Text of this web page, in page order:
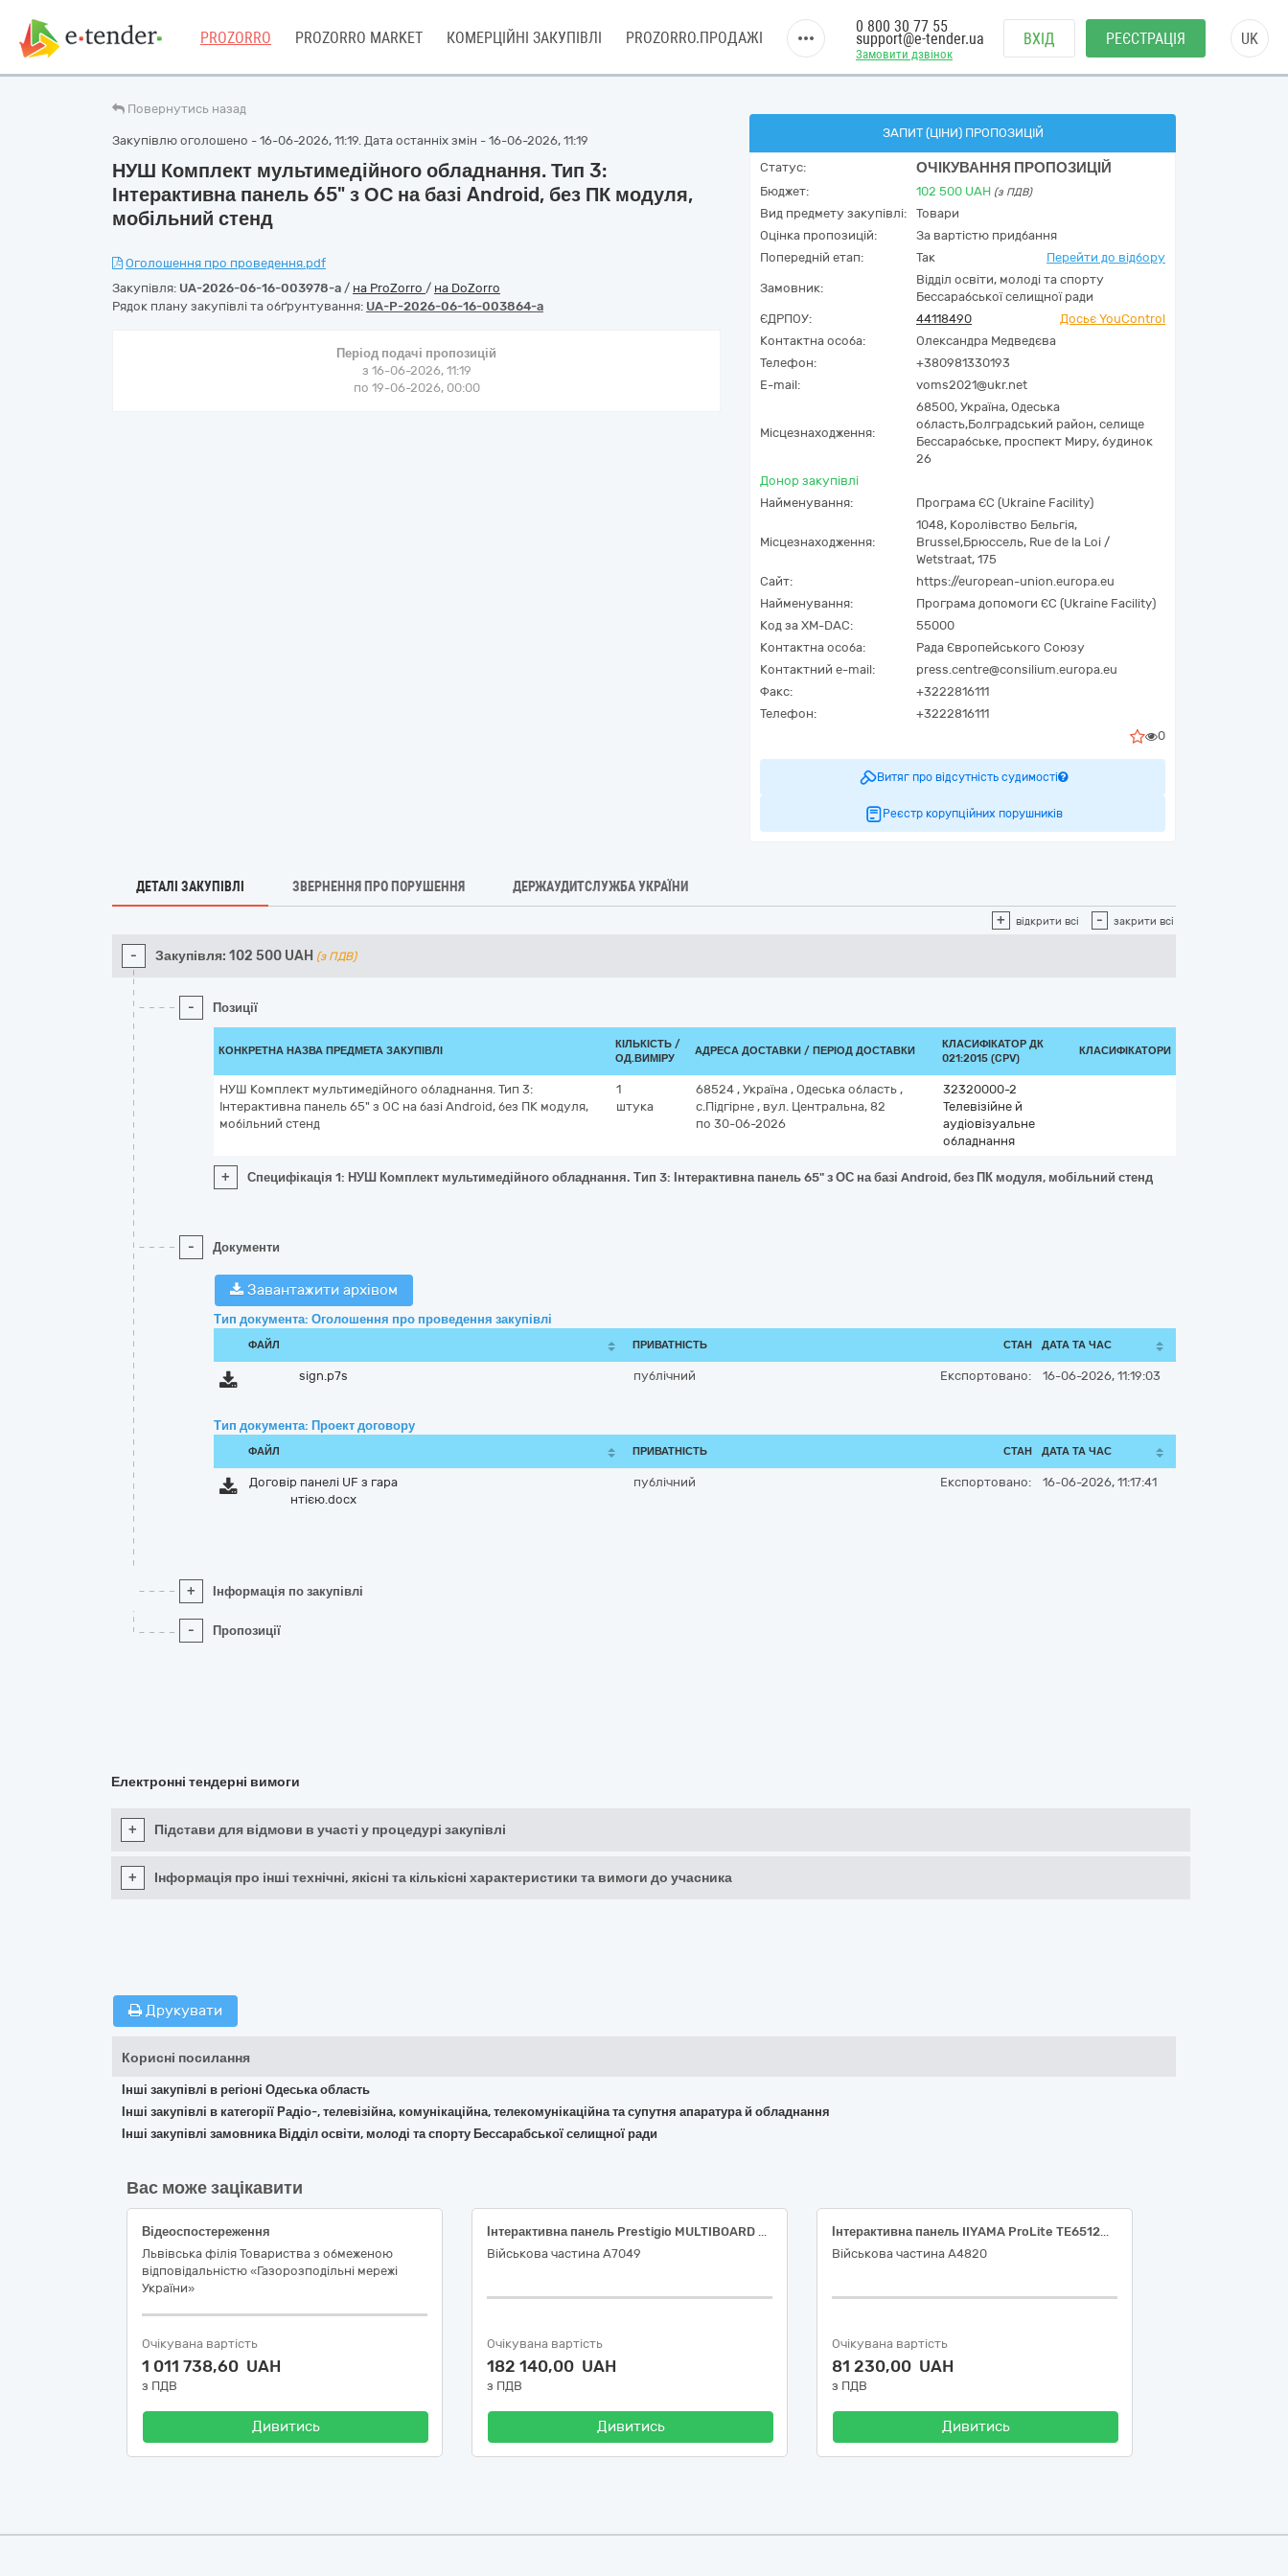
PROZORRO PROZORRO MARKET КОМЕРЦІЙНІ ЗАКУПІВЛІ PROZORRO.ПРОДАЖІ
Замовити дзвінок
0 800 30 77 55
support@e-tender.ua ВХІД РЕЄСТРАЦІЯ UK
Повернутись назад
Закупівлю оголошено - 16-06-2026, 11:19. Дата останніх змін - 16-06-2026, 11:19
НУШ Комплект мультимедійного обладнання. Тип 3:
Інтерактивна панель 65" з ОС на базі Android, без ПК модуля,
мобільний стенд
Оголошення про проведення.pdf
Закупівля: UA-2026-06-16-003978-a / на ProZorro / на DoZorro
Рядок плану закупівлі та обґрунтування: UA-P-2026-06-16-003864-a
Період подачі пропозицій
з 16-06-2026, 11:19
по 19-06-2026, 00:00
ЗАПИТ (ЦІНИ) ПРОПОЗИЦІЙ
Статус: ОЧІКУВАННЯ ПРОПОЗИЦІЙ
Бюджет: 102 500 UAH (з ПДВ)
Вид предмету закупівлі:
Товари
Оцінка пропозицій:
За вартістю придбання
Попередній етап:
Так Перейти до відбору
Замовник:
Відділ освіти, молоді та спорту
Бессарабської селищної ради
ЄДРПОУ:
44118490
Досьє YouControl
Контактна особа:
Олександра Медведєва
Телефон:
+380981330193
E-mail:
voms2021@ukr.net
Місцезнаходження:
68500, Україна, Одеська
область,Болградський район, селище
Бессарабське, проспект Миру, будинок
26
Донор закупівлі
Найменування:
Програма ЄС (Ukraine Facility)
Місцезнаходження:
1048, Королівство Бельгія,
Brussel,Брюссель, Rue de la Loi /
Wetstraat, 175
Сайт:
https://european-union.europa.eu
Найменування:
Програма допомоги ЄС (Ukraine Facility)
Код за XM-DAC:
55000
Контактна особа:
Рада Європейського Союзу
Контактний e-mail:
press.centre@consilium.europa.eu
Факс:
+3222816111
Телефон:
+3222816111
0
Витяг про відсутність судимості
Реєстр корупційних порушників
ДЕТАЛІ ЗАКУПІВЛІ ЗВЕРНЕННЯ ПРО ПОРУШЕННЯ ДЕРЖАУДИТСЛУЖБА УКРАЇНИ
+ відкрити всі - закрити всі
- Закупівля: 102 500 UAH (з ПДВ)
- Позиції
КОНКРЕТНА НАЗВА ПРЕДМЕТА ЗАКУПІВЛІ
КІЛЬКІСТЬ /
ОД.ВИМІРУ
АДРЕСА ДОСТАВКИ / ПЕРІОД ДОСТАВКИ
КЛАСИФІКАТОР ДК
021:2015 (CPV)
КЛАСИФІКАТОРИ
НУШ Комплект мультимедійного обладнання. Тип 3:
Інтерактивна панель 65" з ОС на базі Android, без ПК модуля,
мобільний стенд
1
штука
68524 , Україна , Одеська область ,
с.Підгірне , вул. Центральна, 82
по 30-06-2026
32320000-2
Телевізійне й
аудіовізуальне
обладнання
+ Специфікація 1: НУШ Комплект мультимедійного обладнання. Тип 3: Інтерактивна панель 65" з ОС на базі Android, без ПК модуля, мобільний стенд
- Документи
Завантажити архівом
Тип документа: Оголошення про проведення закупівлі
ФАЙЛ ПРИВАТНІСТЬ СТАН ДАТА ТА ЧАС
sign.p7s публічний Експортовано: 16-06-2026, 11:19:03
Тип документа: Проект договору
ФАЙЛ ПРИВАТНІСТЬ СТАН ДАТА ТА ЧАС
Договір панелі UF з гара
нтією.docx
публічний Експортовано: 16-06-2026, 11:17:41
+ Інформація по закупівлі
- Пропозиції
Електронні тендерні вимоги
+ Підстави для відмови в участі у процедурі закупівлі
+ Інформація про інші технічні, якісні та кількісні характеристики та вимоги до учасника
Друкувати
Корисні посилання
Інші закупівлі в регіоні Одеська область
Інші закупівлі в категорії Радіо-, телевізійна, комунікаційна, телекомунікаційна та супутня апаратура й обладнання
Інші закупівлі замовника Відділ освіти, молоді та спорту Бессарабської селищної ради
Вас може зацікавити
Відеоспостереження
Львівська філія Товариства з обмеженою
відповідальністю «Газорозподільні мережі
України»
Очікувана вартість
1 011 738,60 UAH
з ПДВ
Дивитись
Інтерактивна панель Prestigio MULTIBOARD Light Plus - 75", OС Windows
Військова частина А7049
Очікувана вартість
182 140,00 UAH
з ПДВ
Дивитись
Інтерактивна панель IIYAMA ProLite TE6512MIS-B4AG 65’’ VA 4K UHD, 400 cd/m², Android 14, Black або еквівалент
Військова частина А4820
Очікувана вартість
81 230,00 UAH
з ПДВ
Дивитись